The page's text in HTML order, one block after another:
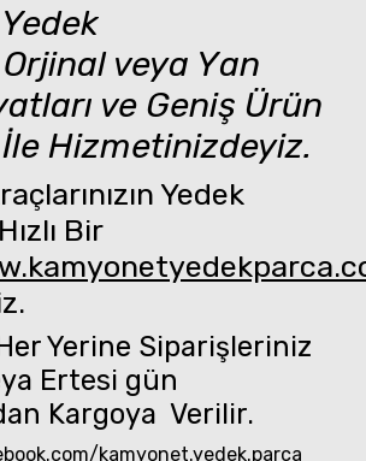
Orjinal veya Yan
ve Geniş Ürün
Hizmetinizdeyiz.
Yedek
Bir
Yerine Siparişleriniz
Ertesi gün
Kargoya Verilir.
kamyonet.yedek.parca